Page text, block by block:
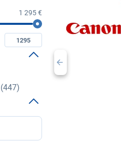
1 295 €
(447)